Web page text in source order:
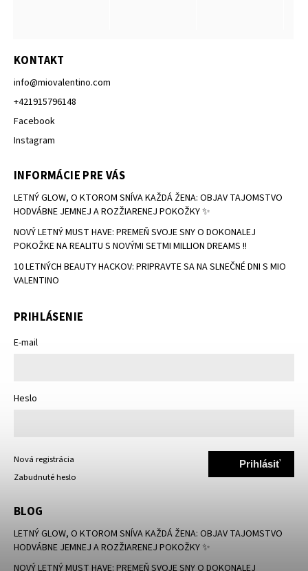
KONTAKT
info@miovalentino.com
+421915796148
Facebook
Instagram
INFORMÁCIE PRE VÁS
LETNÝ GLOW, O KTOROM SNÍVA KAŽDÁ ŽENA: OBJAV TAJOMSTVO
HODVÁBNE JEMNEJ A ROZŽIARENEJ POKOŽKY ✨
NOVÝ LETNÝ MUST HAVE: PREMEŇ SVOJE SNY O DOKONALEJ
POKOŽKE NA REALITU S NOVÝMI SETMI MILLION DREAMS !!
10 LETNÝCH BEAUTY HACKOV: PRIPRAVTE SA NA SLNEČNÉ DNI S MIO
VALENTINO
PRIHLÁSENIE
E-mail
Heslo
Prihlásiť
Nová registrácia
Zabudnuté heslo
BLOG
LETNÝ GLOW, O KTOROM SNÍVA KAŽDÁ ŽENA: OBJAV TAJOMSTVO
HODVÁBNE JEMNEJ A ROZŽIARENEJ POKOŽKY ✨
NOVÝ LETNÝ MUST HAVE: PREMEŇ SVOJE SNY O DOKONALEJ